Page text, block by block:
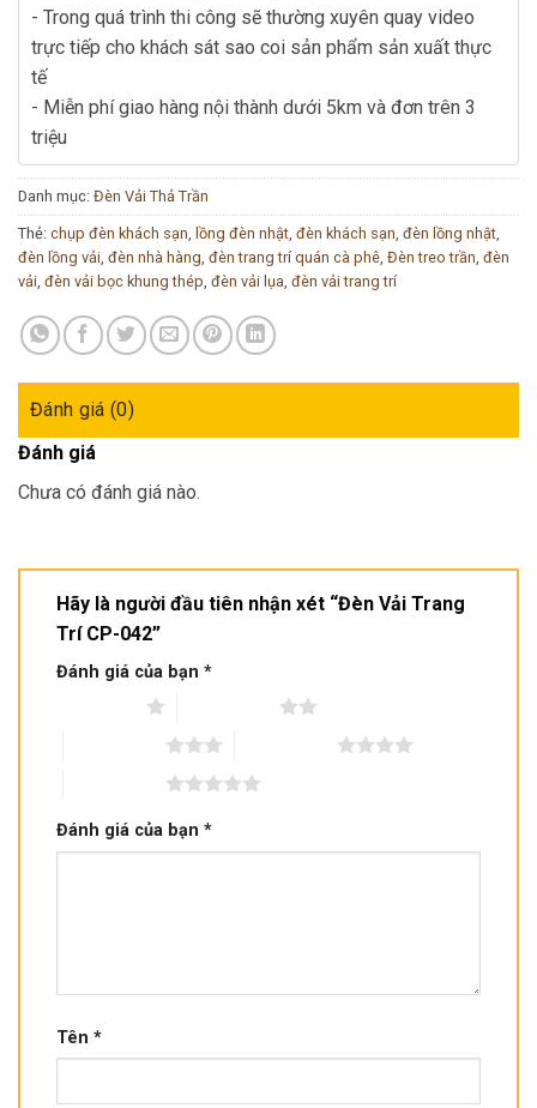
- Trong quá trình thi công sẽ thường xuyên quay video
trực tiếp cho khách sát sao coi sản phẩm sản xuất thực
tế
- Miễn phí giao hàng nội thành dưới 5km và đơn trên 3
triệu
Danh mục: Đèn Vải Thả Trần
Thẻ: chụp đèn khách sạn lồng đèn nhật đèn khách sạn đèn lồng nhật
đèn lồng vải đèn nhà hàng đèn trang trí quán cà phê Đèn treo trần đèn
vải đèn vải bọc khung thép đèn vải lụa đèn vải trang trí
Đánh giá (0)
Đánh giá
Chưa có đánh giá nào.
Hãy là người đầu tiên nhận xét “Đèn Vải Trang
Trí CP-042”
Đánh giá của bạn *
Đánh giá của bạn *
Tên *